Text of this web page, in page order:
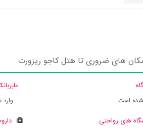
های ضروری تا هتل کاجو ریزورت
است
های رواحتی